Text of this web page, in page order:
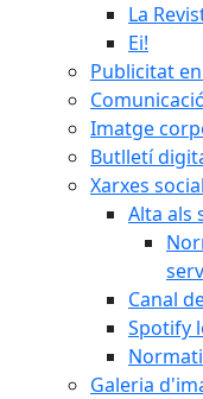
La
Ei!
Publicitat
Imatge
Butlletí
Xarxes
Alta als
Canal
Spotify
Galeria